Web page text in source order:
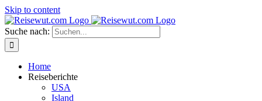
Skip to content
Suche nach:
Home
Reiseberichte
USA
Island